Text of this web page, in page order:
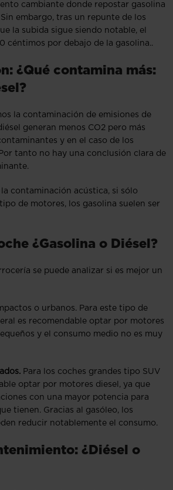
cambiante donde repostar gasolina
embargo, tras un repunte de los
la subida sigue siendo notable, el
céntimos por debajo de la gasolina..
¿Qué contamina más:
la contaminación de emisiones de
generan menos CO2 pero más
y en el caso de los
tanto no hay una conclusión clara de
la contaminación acústica, si sólo
de motores, los gasolina suelen ser
¿Gasolina o Diésel?
se puede analizar si es mejor un
o urbanos. Para este tipo de
es recomendable optar por motores
y el consumo medio no es muy
Para los coches grandes tipo SUV
optar por motores diesel, ya que
con una mayor potencia para
tienen. Gracias al gasóleo, los
reducir notablemente el consumo.
¿Diésel o